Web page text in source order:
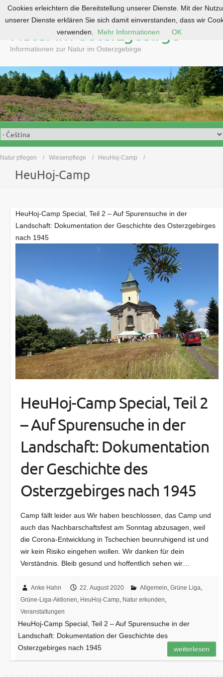
o
c
o
n
t
e
n
Natur im Osterzgebirge
Informationen zur Natur im Osterzgebirge
Natur pflegen Wiesenpflege HeuHoj-Camp
HeuHoj-Camp
HeuHoj-Camp Special, Teil 2 – Auf Spurensuche in der
Landschaft: Dokumentation der Geschichte des Osterzgebirges
nach 1945
HeuHoj-Camp Special, Teil 2
– Auf Spurensuche in der
Landschaft: Dokumentation
der Geschichte des
Osterzgebirges nach 1945
Camp fällt leider aus Wir haben beschlossen, das Camp und
auch das Nachbarschaftsfest am Sonntag abzusagen, weil
die Corona-Entwicklung in Tschechien beunruhigend ist und
wir kein Risiko eingehen wollen. Wir danken für dein
Verständnis. Bleib gesund und hoffentlich sehen wir…
Anke Hahn 22. August 2020 Allgemein,Grüne Liga,
Grüne-Liga-Aktionen, HeuHoj-Camp, Natur erkunden,
Veranstaltungen
HeuHoj-Camp Special, Teil 2 – Auf Spurensuche in der
Landschaft: Dokumentation der Geschichte des
Osterzgebirges nach 1945
weiterlesen
Cookies erleichtern die Bereitstellung unserer Dienste. Mit der
unserer Dienste erklären Sie sich damit einverstanden, dass wir
verwenden.
Mehr Informationen OK